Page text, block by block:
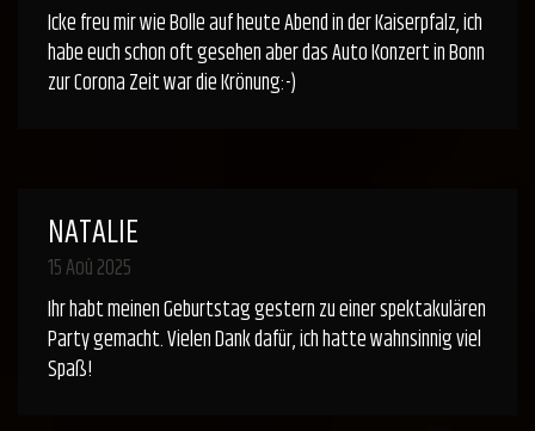
Icke freu mir wie Bolle auf heute Abend in der Kaiserpfalz, ich
habe euch schon oft gesehen aber das Auto Konzert in Bonn
zur Corona Zeit war die Krönung:-)
NATALIE
15 Aoû 2025
Ihr habt meinen Geburtstag gestern zu einer spektakulären
Party gemacht. Vielen Dank dafür, ich hatte wahnsinnig viel
Spaß!